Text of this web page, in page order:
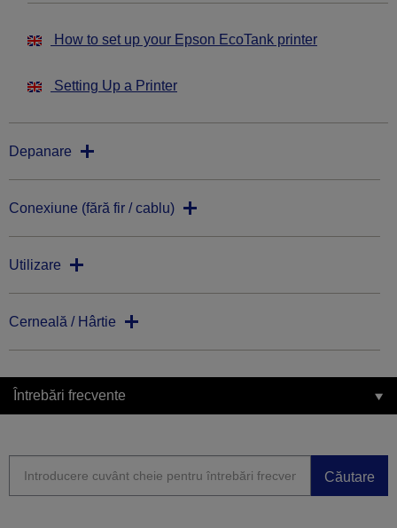
How to set up your Epson EcoTank printer
Setting Up a Printer
Depanare
Conexiune (fără fir / cablu)
Utilizare
Cerneală / Hârtie
Întrebări frecvente
Căutare